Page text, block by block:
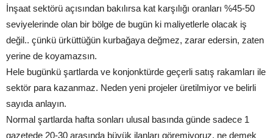
İnşaat sektörü açısından bakılırsa kat karşılığı oranları %45-50
seviyelerinde olan bir bölge de bugün ki maliyetlerle olacak iş
değil.. çünkü ürküttüğün kurbağaya değmez, zarar edersin, zaten
yerine de koyamazsın.
Hele bugünkü şartlarda ve konjonktürde geçerli satış rakamları ile
sektör para kazanmaz. Neden yeni projeler üretilmiyor ve belirli
sayıda anlayın.
Normal şartlarda hafta sonları ulusal basında günde sadece 1
gazetede 20-30 arasında büyük ilanları göremiyoruz, ne demek